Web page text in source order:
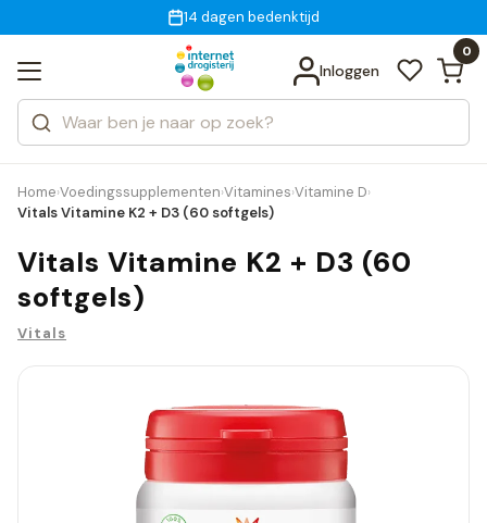
voor 18:00 uur besteld
Gratis bezorging
14 dagen bedenktijd
Inloggen
0
Zoeken
Categorieën
Merken
Bekijk alle resultaten
Home›Voedingssupplementen›Vitamines›Vitamine D›
Vitals Vitamine K2 + D3 (60 softgels)
Vitals Vitamine K2 + D3 (60
softgels)
Vitals